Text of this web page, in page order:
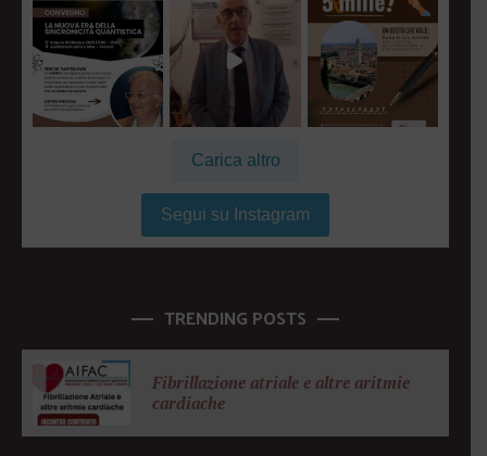
Carica altro
Segui su Instagram
TRENDING POSTS
Fibrillazione atriale e altre aritmie
cardiache